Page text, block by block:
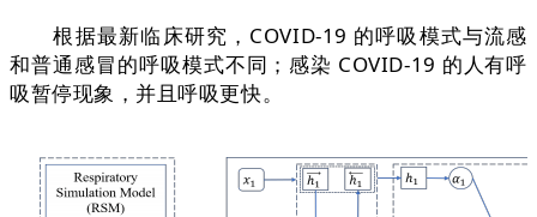
根据最新临床研究，COVID-19 的呼吸模式与流感
和普通感冒的呼吸模式不同；感染 COVID-19 的人有呼
吸暂停现象，并且呼吸更快。